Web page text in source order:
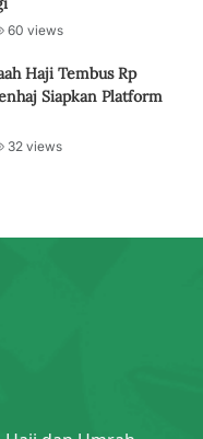
60 views
Haji Tembus Rp
Siapkan Platform
32 views